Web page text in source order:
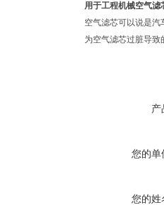
用于工程机械空气滤
空气滤芯可以说是
为空气滤芯过脏导
产
您的单
您的姓